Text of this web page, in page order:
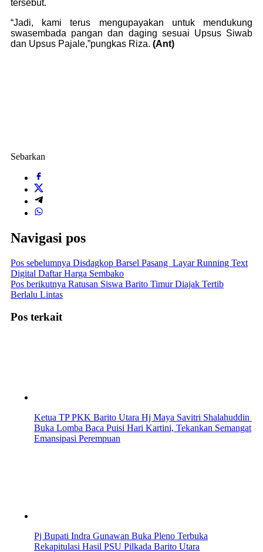
tersebut.
“Jadi, kami terus mengupayakan untuk mendukung
swasembada pangan dan daging sesuai Upsus Siwab
dan Upsus Pajale,”pungkas Riza. (Ant)
Sebarkan
Navigasi pos
Pos sebelumnya Disdagkop Barsel Pasang Layar Running Text
Digital Daftar Harga Sembako
Pos berikutnya Ratusan Siswa Barito Timur Diajak Tertib
Berlalu Lintas
Pos terkait
Ketua TP PKK Barito Utara Hj Maya Savitri Shalahuddin
Buka Lomba Baca Puisi Hari Kartini, Tekankan Semangat
Emansipasi Perempuan
Pj Bupati Indra Gunawan Buka Pleno Terbuka
Rekapitulasi Hasil PSU Pilkada Barito Utara